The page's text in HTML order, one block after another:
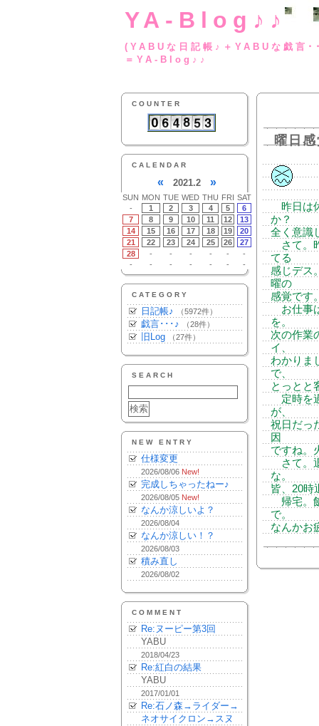
YA-Blog♪♪
(YABUな日記帳♪
＝YA-Blog♪♪
COUNTER
CALENDAR
« 2021.2 »
SUN MON TUE WED THU FRI SAT
-
1 2 3 4 5
6
7
8 9 10 11 12
13
14
15 16 17 18 19
20
21
22 23 24 25 26
27
28
- - - - -
-
-
- - - - - -
CATEGORY
日記帳♪ （5972件）
戯言･･･♪ （28件）
旧Log （27件）
SEARCH
NEW ENTRY
仕様変更
2026/08/06 New!
完成しちゃったねー♪
2026/08/05 New!
なんか涼しいよ？
2026/08/04
なんか涼しい！？
2026/08/03
積み直し
2026/08/02
COMMENT
Re:ヌーピー第3回
YABU
2018/04/23
Re:紅白の結果
YABU
2017/01/01
Re:石ノ森→ライダー→
ネオサイクロン→スヌ
曜日
昨日は
か？
全く意識
さて。
てる
感じデス
曜の
感覚です
お仕事
を。
次の作業
イ、
わかりま
で、
とっとと
定時を
が、
祝日だっ
因
ですね。
さて。
な。
皆、20時
帰宅。
で。
なんかお